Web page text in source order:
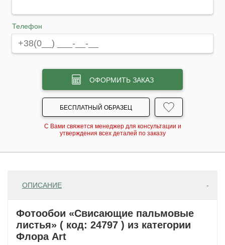
Телефон
ОФОРМИТЬ ЗАКАЗ
БЕСПЛАТНЫЙ ОБРАЗЕЦ
С Вами свяжется менеджер для консультации и
утверждения всех деталей по заказу
ОПИСАНИЕ
Фотообои «Свисающие пальмовые
листья» ( код: 24797 ) из категории
Флора Art